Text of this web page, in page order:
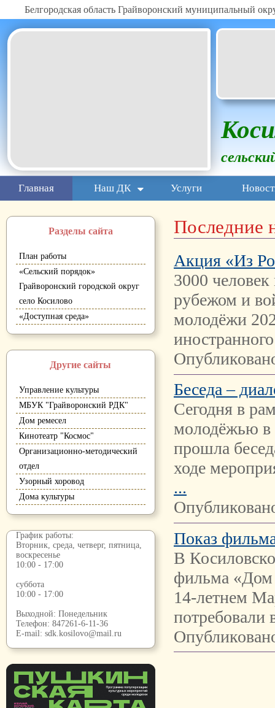
Белгородская область Грайворонский муниципальный
Главная Наш ДК Услуги
Разделы сайта
План работы
«Сельский порядок»
Грайворонский городской округ
село Косилово
«Доступная среда»
Другие сайты
Управление культуры
МБУК "Грайворонский РДК"
Дом ремесел
Кинотеатр "Космос"
Организационно-методический
отдел
Узорный хоровод
Дома культуры
График работы:
Вторник, среда, четверг, пятница,
воскресенье
10:00 - 17:00
суббота
10:00 - 17:00
Выходной: Понедельник
Телефон: 847261-6-11-36
E-mail: sdk.kosilovo@mail.ru
Последние
Акция «Из
3000
рубежом и
молодёжи
Беседа –
Сегодня в
молодёжью в
прошла
ходе
...
Показ
В
фильма «Дом
14-летнем